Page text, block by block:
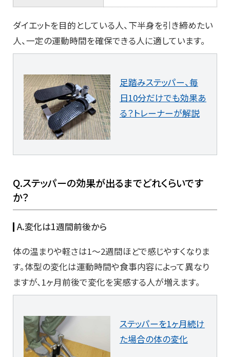
ダイエットを目的としている人、下半身を引き締めたい
人、一定の運動時間を確保できる人に適しています。
足踏みステッパー、毎
日10分だけでも効果あ
る？トレーナーが解説
Q.ステッパーの効果が出るまでどれくらいです
か？
A.変化は1週間前後から
体の温まりや軽さは1〜2週間ほどで感じやすくなりま
す。体型の変化は運動時間や食事内容によって異なり
ますが、1ヶ月前後で変化を実感する人が増えます。
ステッパーを1ヶ月続け
た場合の体の変化